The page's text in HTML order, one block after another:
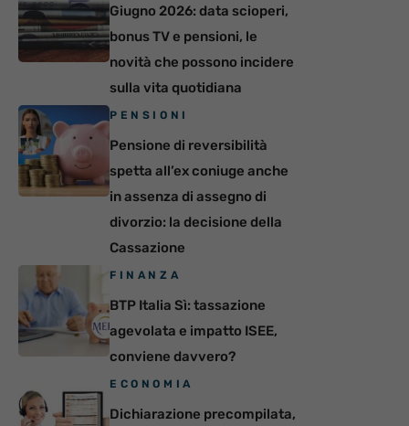
Giugno 2026: data scioperi,
bonus TV e pensioni, le
novità che possono incidere
sulla vita quotidiana
PENSIONI
Pensione di reversibilità
spetta all’ex coniuge anche
in assenza di assegno di
divorzio: la decisione della
Cassazione
FINANZA
BTP Italia Sì: tassazione
agevolata e impatto ISEE,
conviene davvero?
ECONOMIA
Dichiarazione precompilata,